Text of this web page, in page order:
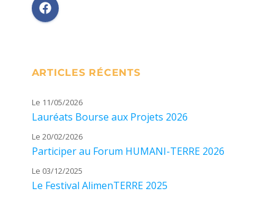
ARTICLES RÉCENTS
Le 11/05/2026
Lauréats Bourse aux Projets 2026
Le 20/02/2026
Participer au Forum HUMANI-TERRE 2026
Le 03/12/2025
Le Festival AlimenTERRE 2025